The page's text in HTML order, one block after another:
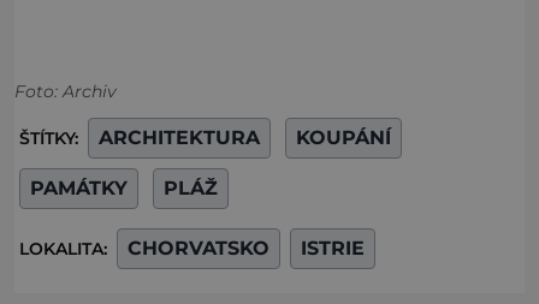
Foto: Archiv
ŠTÍTKY: ARCHITEKTURA KOUPÁNÍ
PAMÁTKY PLÁŽ
LOKALITA: CHORVATSKO ISTRIE